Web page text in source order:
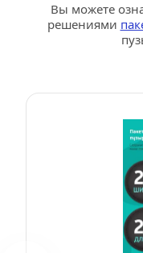
Вы можете
решениями